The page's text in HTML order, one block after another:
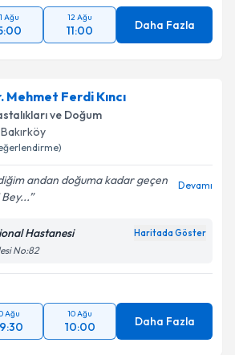
Ağu 12 Ağu
11:00 Daha Fazla
Mehmet Ferdi Kıncı
ve Doğum
andan doğuma kadar geçen
Devamı
Hastanesi Haritada Göster
No:82
Ağu 10 Ağu
10:00 Daha Fazla